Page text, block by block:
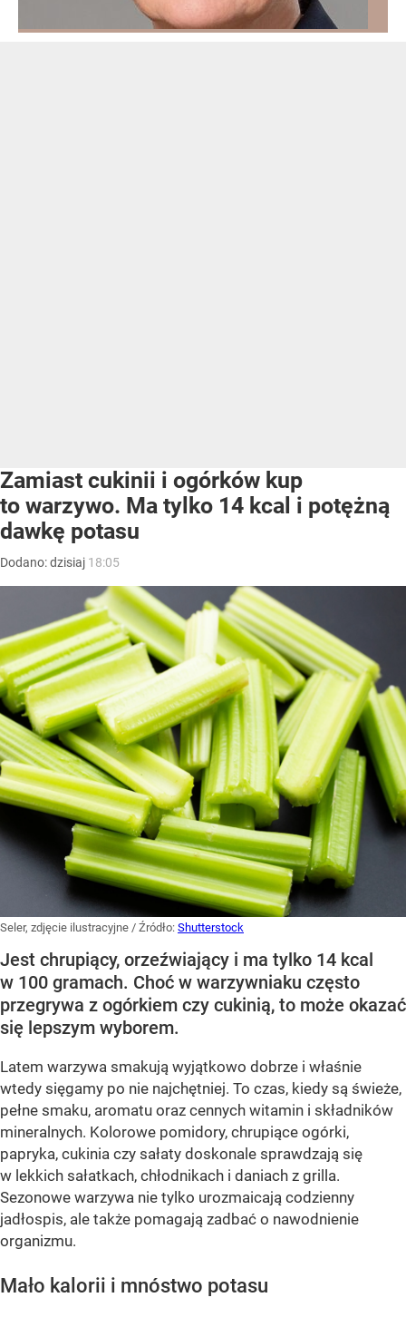
Zamiast cukinii i ogórków kup
to warzywo. Ma tylko 14 kcal i potężną
dawkę potasu
Dodano:dzisiaj 18:05
Seler, zdjęcie ilustracyjne / Źródło: Shutterstock
Jest chrupiący, orzeźwiający i ma tylko 14 kcal
w 100 gramach. Choć w warzywniaku często
przegrywa z ogórkiem czy cukinią, to może okazać
się lepszym wyborem.
Latem warzywa smakują wyjątkowo dobrze i właśnie
wtedy sięgamy po nie najchętniej. To czas, kiedy są świeże,
pełne smaku, aromatu oraz cennych witamin i składników
mineralnych. Kolorowe pomidory, chrupiące ogórki,
papryka, cukinia czy sałaty doskonale sprawdzają się
w lekkich sałatkach, chłodnikach i daniach z grilla.
Sezonowe warzywa nie tylko urozmaicają codzienny
jadłospis, ale także pomagają zadbać o nawodnienie
organizmu.
Mało kalorii i mnóstwo potasu